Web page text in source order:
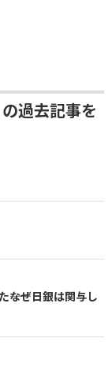
過去記事を
なぜ日銀は関与し